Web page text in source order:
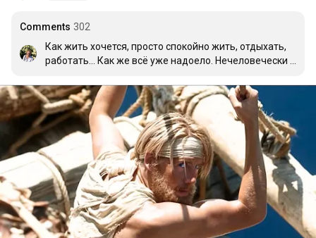
Comments 302
Как жить хочется, просто спокойно жить, отдыхать,
работать... Как же всё уже надоело. Нечеловечески
Фильм чудесный, добрый, светлый. Пересмотрю,
вдохну воздуха.